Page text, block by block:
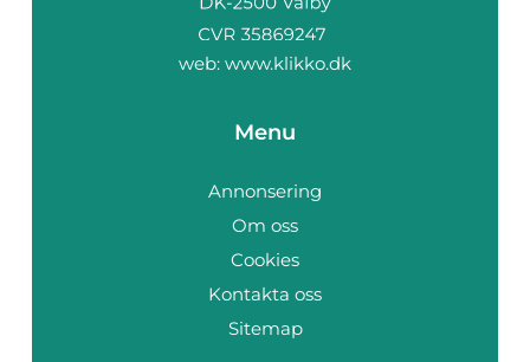
web: www.klikko.dk
Menu
Annonsering
Om oss
Cookies
Kontakta oss
Sitemap